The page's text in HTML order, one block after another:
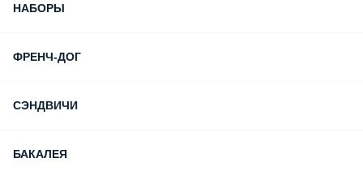
НАБОРЫ
ФРЕНЧ-ДОГ
СЭНДВИЧИ
БАКАЛЕЯ